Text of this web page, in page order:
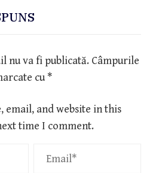
nu va fi publicată. Câmpurile
cu*
email, and website in this
time I comment.